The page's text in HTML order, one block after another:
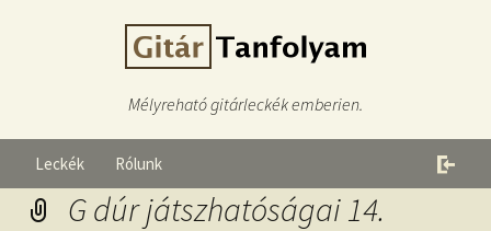
Mélyreható gitárleckék emberien.
Leckék Rólunk
G dúr játszhatóságai 14.